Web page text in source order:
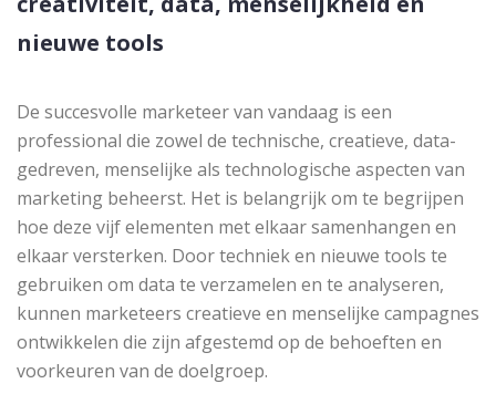
nieuwe tools
De succesvolle marketeer van vandaag is een
professional die zowel de technische, creatieve, data-
gedreven, menselijke als technologische aspecten van
marketing beheerst. Het is belangrijk om te begrijpen
hoe deze vijf elementen met elkaar samenhangen en
elkaar versterken. Door techniek en nieuwe tools te
gebruiken om data te verzamelen en te analyseren,
kunnen marketeers creatieve en menselijke campagnes
ontwikkelen die zijn afgestemd op de behoeften en
voorkeuren van de doelgroep.